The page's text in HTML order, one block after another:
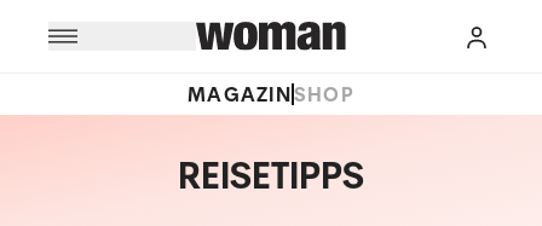
MAGAZINSHOP
REISETIPPS